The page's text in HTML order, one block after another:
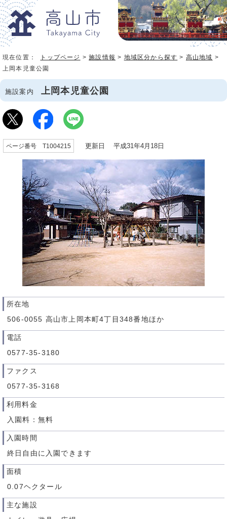
現在位置： トップページ >施設情報 > 地域区分から探す > 高山地域 >
上岡本児童公園
施設案内 上岡本児童公園
ページ番号 T1004215 更新日 平成31年4月18日
所在地
506-0055 高山市上岡本町4丁目348番地ほか
電話
0577-35-3180
ファクス
0577-35-3168
利用料金
入園料：無料
入園時間
終日自由に入園できます
面積
0.07ヘクタール
主な施設